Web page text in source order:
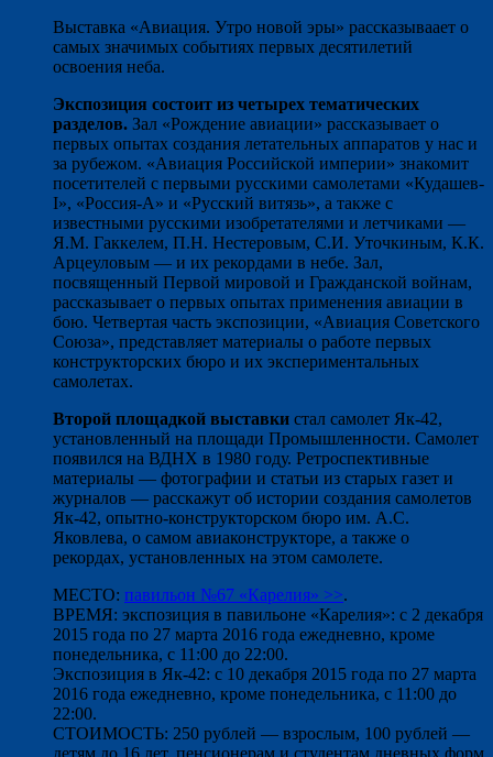
Выставка «Авиация. Утро новой эры» рассказываает о
самых значимых событиях первых десятилетий
освоения неба.
Экспозиция состоит из четырех тематических
разделов. Зал «Рождение авиации» рассказывает о
первых опытах создания летательных аппаратов у нас и
за рубежом. «Авиация Российской империи» знакомит
посетителей с первыми русскими самолетами «Кудашев-
I», «Россия-А» и «Русский витязь», а также с
известными русскими изобретателями и летчиками —
Я.М. Гаккелем, П.Н. Нестеровым, С.И. Уточкиным, К.К.
Арцеуловым — и их рекордами в небе. Зал,
посвященный Первой мировой и Гражданской войнам,
рассказывает о первых опытах применения авиации в
бою. Четвертая часть экспозиции, «Авиация Советского
Союза», представляет материалы о работе первых
конструкторских бюро и их экспериментальных
самолетах.
Второй площадкой выставки стал самолет Як-42,
установленный на площади Промышленности. Самолет
появился на ВДНХ в 1980 году. Ретроспективные
материалы — фотографии и статьи из старых газет и
журналов — расскажут об истории создания самолетов
Як-42, опытно-конструкторском бюро им. А.С.
Яковлева, о самом авиаконструкторе, а также о
рекордах, установленных на этом самолете.
МЕСТО: павильон №67 «Карелия» >>.
ВРЕМЯ: экспозиция в павильоне «Карелия»: с 2 декабря
2015 года по 27 марта 2016 года ежедневно, кроме
понедельника, с 11:00 до 22:00.
Экспозиция в Як-42: с 10 декабря 2015 года по 27 марта
2016 года ежедневно, кроме понедельника, с 11:00 до
22:00.
СТОИМОСТЬ: 250 рублей — взрослым, 100 рублей —
детям до 16 лет, пенсионерам и студентам дневных форм